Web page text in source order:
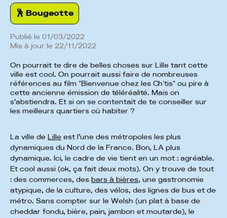
🕺️ Bougeotte
Publié le 01 /03/2022
Mis à jour le 22/11 /2022
On pourrait te dire de belles choses sur Lille tant cette
ville est cool. On pourrait aussi faire de nombreuses
références au film "Bienvenue chez les Ch'tis" ou pire à
cette ancienne émission de téléréalité. Mais on
s’abstiendra. Et si on se contentait de te conseiller sur
les meilleurs quartiers où habiter ?
La ville de Lille est l’une des métropoles les plus
dynamiques du Nord de la France. Bon, LA plus
dynamique. Ici, le cadre de vie tient en un mot : agréable.
Et cool aussi (ok, ça fait deux mots). On y trouve de tout
: des commerces, des bars à bières, une gastronomie
atypique, de la culture, des vélos, des lignes de bus et de
métro. Sans compter sur le Welsh (un plat à base de
cheddar fondu, bière, pain, jambon et moutarde), le